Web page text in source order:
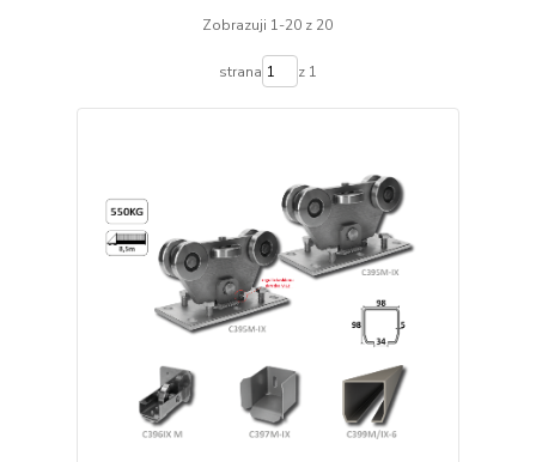
Zobrazuji 1-20 z 20
strana z 1